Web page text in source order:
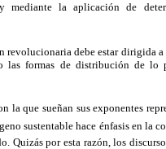
mediante la aplicación de
revolucionaria debe estar dirigida
las formas de distribución de lo
la que sueñan sus exponentes
sustentable hace énfasis en la
Quizás por esta razón, los